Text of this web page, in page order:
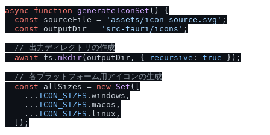
async
function generateIconSet ( ) {
const sourceFile = 'assets /icon-source.svg' ;
const outputDir = 'src-tauri /icons' ;
/ / 出力ディレクトリの作成
await fs. mkdir(outputDir, { recursive : true });
/ / 各プラットフォーム用アイコンの生成
const allSizes = new Set ([
    ...
ICON_SIZES . windows ,
    ...
ICON_SIZES . macos ,
    ...
ICON_SIZES . linux ,
  ]);